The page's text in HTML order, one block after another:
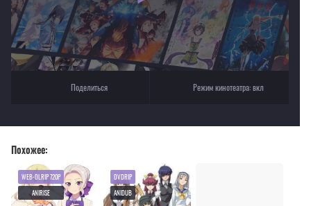
Поделиться Режим кинотеатра:вкл
Похожее:
WEB-DLRIP 720P
ANIRISE
DVDRIP
ANIDUB